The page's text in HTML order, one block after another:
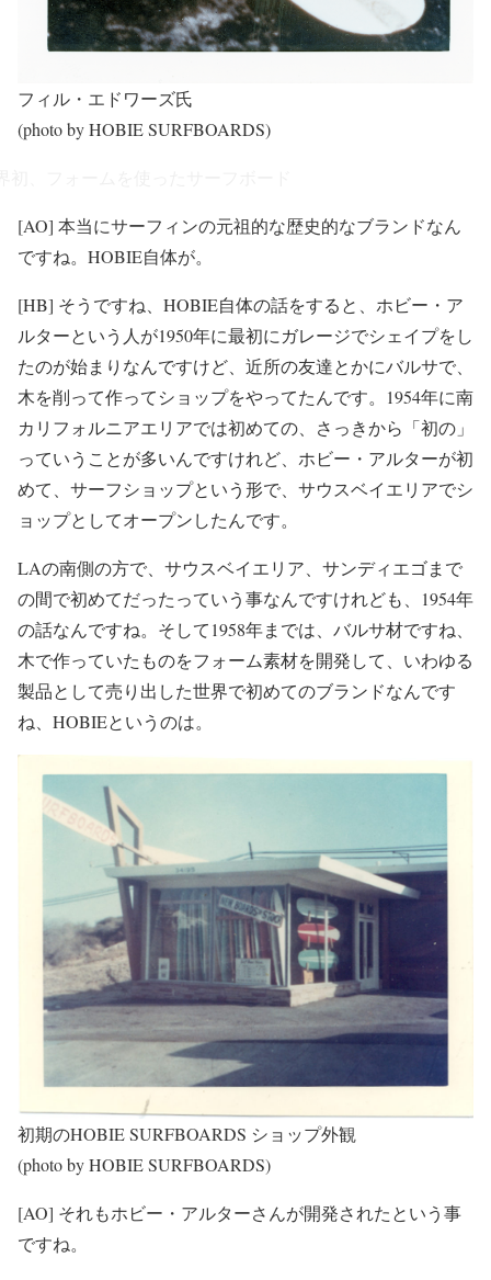
フィル・エドワーズ氏
(photo by HOBIE SURFBOARDS)
[AO] 本当にサーフィンの元祖的な歴史的なブランドなん
ですね。HOBIE自体が。
[HB] そうですね、HOBIE自体の話をすると、ホビー・ア
ルターという人が1950年に最初にガレージでシェイプをし
たのが始まりなんですけど、近所の友達とかにバルサで、
木を削って作ってショップをやってたんです。1954年に南
カリフォルニアエリアでは初めての、さっきから「初の」
っていうことが多いんですけれど、ホビー・アルターが初
めて、サーフショップという形で、サウスベイエリアでシ
ョップとしてオープンしたんです。
LAの南側の方で、サウスベイエリア、サンディエゴまで
の間で初めてだったっていう事なんですけれども、1954年
の話なんですね。そして1958年までは、バルサ材ですね、
木で作っていたものをフォーム素材を開発して、いわゆる
製品として売り出した世界で初めてのブランドなんです
ね、HOBIEというのは。
初期のHOBIE SURFBOARDS ショップ外観
(photo by HOBIE SURFBOARDS)
[AO] それもホビー・アルターさんが開発されたという事
ですね。